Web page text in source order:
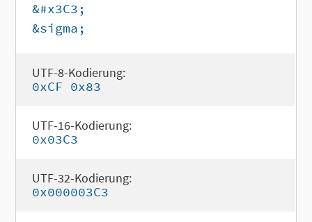
&#x3C3;
&sigma;
UTF-8-Kodierung:
0xCF 0x83
UTF-16-Kodierung:
0x03C3
UTF-32-Kodierung:
0x000003C3